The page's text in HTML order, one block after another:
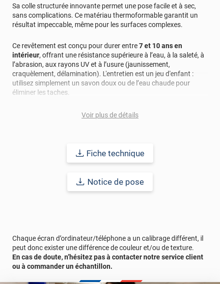
Sa colle structurée innovante permet une pose facile et à sec,
sans complications. Ce matériau thermoformable garantit un
résultat impeccable, même pour les surfaces complexes.
Ce revêtement est conçu pour durer entre7 et 10 ans en
intérieur, offrant une résistance supérieure à l’eau, à la saleté, à
l’abrasion, aux rayons UV et à l’usure (jaunissement,
craquèlement, délamination). L'entretien est un jeu d'enfant :
utilisez simplement un savon doux ou de l’eau chaude pour
éliminer les taches.
Sécurité et écologie au cœur de sa conception
surface pour un rendu parfait.
dans votre intérieur, n’hésitez pas à commander un échantillon
gratuit.
Voir plus de détails
Fiche technique
Notice de pose
Chaque écran d’ordinateur/téléphone a un calibrage différent, il
peut donc exister une différence de couleur et/ou de texture.
En cas de doute, n’hésitez pas à contacter notre service client
ou à commander un échantillon.